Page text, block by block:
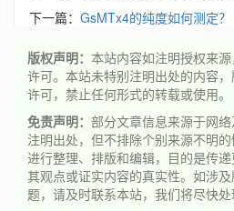
下一篇： GsMTx4的纯度如何测定？
版权声明： 本站内容如注明授权来
许可。本站未特别注明出处的内容
许可，禁止任何形式的转载或使用。
免责声明： 部分文章信息来源于网
注明出处，但不排除个别来源不明
进行整理、排版和编辑，目的是传
其观点或证实内容的真实性。如涉
题，请及时联系本站，我们将尽快处